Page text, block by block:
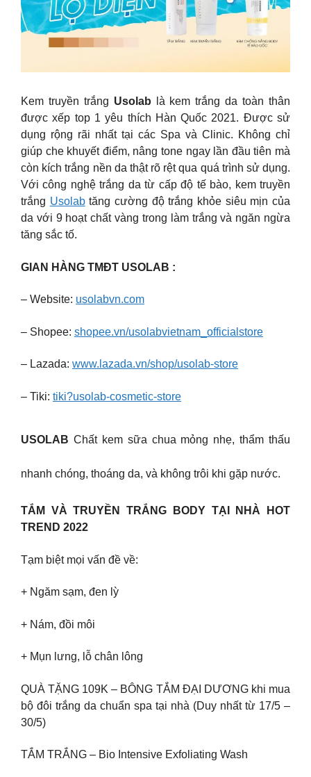
Kem truyền trắng Usolab là kem trắng da toàn thân
được xếp top 1 yêu thích Hàn Quốc 2021. Được sử
dụng rộng rãi nhất tại các Spa và Clinic. Không chỉ
giúp che khuyết điểm, nâng tone ngay lần đầu tiên mà
còn kích trắng nền da thật rõ rệt qua quá trình sử dụng.
Với công nghệ trắng da từ cấp độ tế bào, kem truyền
trắng Usolabtăng cường độ trắng khỏe siêu mịn của
da với 9 hoạt chất vàng trong làm trắng và ngăn ngừa
tăng sắc tố.
GIAN HÀNG TMĐT USOLAB :
– Website: usolabvn.com
– Shopee: shopee.vn/usolabvietnam_officialstore
– Lazada: www.lazada.vn/shop/usolab-store
– Tiki: tiki?usolab-cosmetic-store
USOLAB Chất kem sữa chua mỏng nhẹ, thẩm thấu
nhanh chóng, thoáng da, và không trôi khi gặp nước.
TẮM VÀ TRUYỀN TRẮNG BODY TẠI NHÀ HOT
TREND 2022
Tạm biệt mọi vấn đề về:
+ Ngăm sạm, đen lỳ
+ Nám, đồi môi
+ Mụn lưng, lỗ chân lông
QUÀ TẶNG 109K – BÔNG TẮM ĐẠI DƯƠNG khi mua
bộ đôi trắng da chuẩn spa tại nhà (Duy nhất từ 17/5 –
30/5)
TẮM TRẮNG – Bio Intensive Exfoliating Wash